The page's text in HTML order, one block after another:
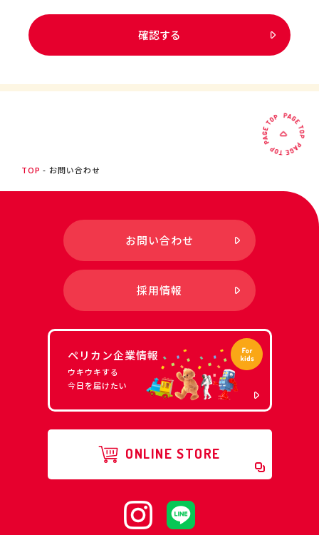
確認する
TOP お問い合わせ
お問い合わせ
採用情報
ペリカン企業情報
ウキウキする
今日を届けたい
ONLINE STORE